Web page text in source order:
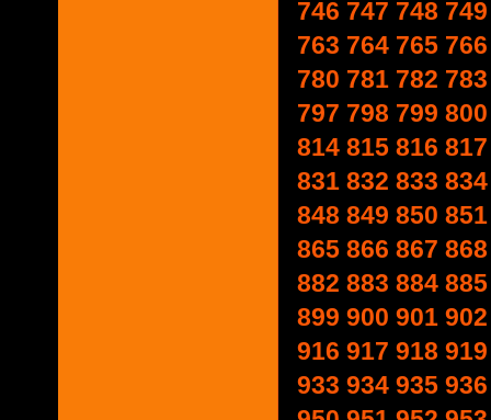
746 747 748 749
763 764 765 766
780 781 782 783
797 798 799 800
814 815 816 817
831 832 833 834
848 849 850 851
865 866 867 868
882 883 884 885
899 900 901 902
916 917 918 919
933 934 935 936